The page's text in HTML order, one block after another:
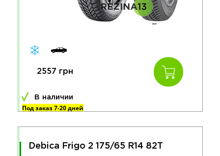
2557 грн
В наличии
Под заказ 7-20 дней
Debica Frigo 2 175/65 R14 82T